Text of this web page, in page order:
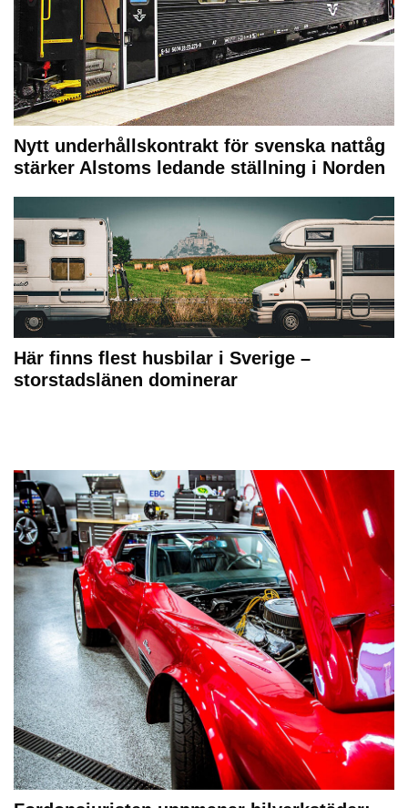
Nytt underhållskontrakt för svenska nattåg
stärker Alstoms ledande ställning i Norden
Här finns flest husbilar i Sverige –
storstadslänen dominerar